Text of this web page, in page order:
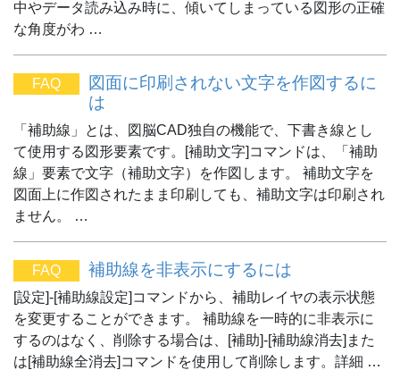
中やデータ読み込み時に、傾いてしまっている図形の正確
な角度がわ …
FAQ
図面に印刷されない文字を作図するに
は
「補助線」とは、図脳CAD独自の機能で、下書き線とし
て使用する図形要素です。[補助文字]コマンドは、「補助
線」要素で文字（補助文字）を作図します。 補助文字を
図面上に作図されたまま印刷しても、補助文字は印刷され
ません。 …
FAQ 補助線を非表示にするには
[設定]-[補助線設定]コマンドから、補助レイヤの表示状態
を変更することができます。 補助線を一時的に非表示に
するのはなく、削除する場合は、[補助]-[補助線消去]また
は[補助線全消去]コマンドを使用して削除します。詳細 …